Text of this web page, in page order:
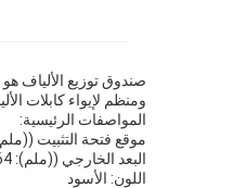
ومنظم لإيواء كابلات
المواصفات الرئيسية:
موقع فتحة التثبيت ((ملم):
البعد الخارجي ((ملم): 264*100*66.5ملم
اللون: الأسود